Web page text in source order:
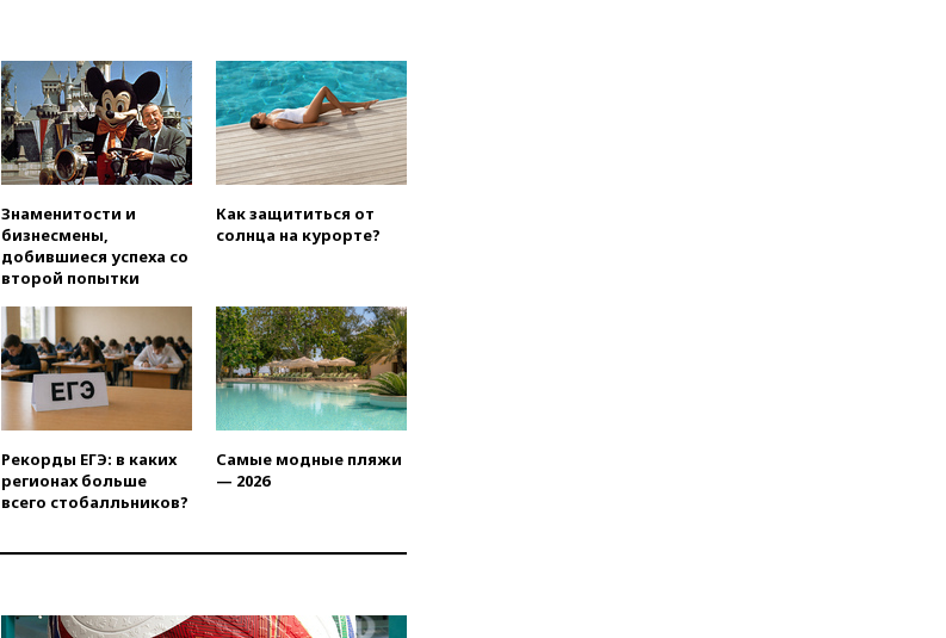
отменяет часть рейсов в Сочи
и Геленджик
вчера, 21:25Руслан Терновой
выиграл золото чемпионата
Европы в прыжках с 10-
метровой вышки
вчера, 21:10 РФ не получала
обращений о прекращении
концессии строительства ж/д
вчера, 21:00В России вновь
обсуждают эксперимент по
онлайн-продаже алкоголя
вчера, 20:45 Матвиенко:
россиянам могут
Армению
вчера, 20:35
беспилотник над Россией
олимпиады для поступления в
Знаменитости и
бизнесмены,
добившиеся успеха со
второй попытки
Как защититься от
солнца на курорте?
Рекорды ЕГЭ: в каких
регионах больше
всего стобалльников?
Самые модные пляжи
— 2026